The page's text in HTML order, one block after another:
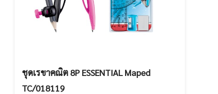
ชุดเรขาคณิต 8P ESSENTIAL Maped
TC/018119